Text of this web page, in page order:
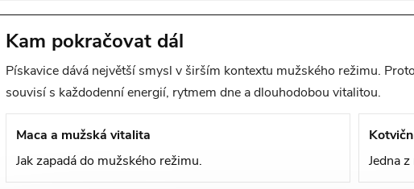
Kam pokračovat dál
Pískavice dává největší smysl v širším kontextu mužského režimu.
souvisí s každodenní energií, rytmem dne a dlouhodobou vitalitou.
Maca a mužská vitalita
Jak zapadá do mužského režimu.
Jedna